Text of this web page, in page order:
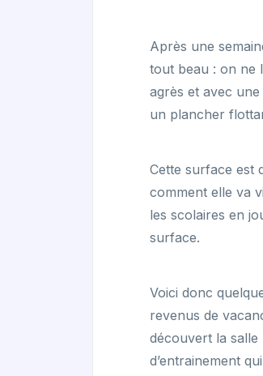
Après une
tout beau : on ne
agrès et avec
un plancher
Cette surface est
comment elle va
les scolaires en
surface.
Voici donc
revenus de
découvert la salle
d’entrainement